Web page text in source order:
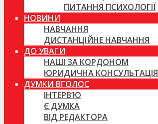
ПИТАННЯ ПСИХОЛОГІЇ
НОВИНИ
НАВЧАННЯ
ДИСТАНЦІЙНЕ НАВЧАННЯ
ДО УВАГИ
НАШІ ЗА КОРДОНОМ
ЮРИДИЧНА КОНСУЛЬТАЦІЯ
ДУМКИ ВГОЛОС
ІНТЕРВ’Ю
Є ДУМКА
ВІД РЕДАКТОРА